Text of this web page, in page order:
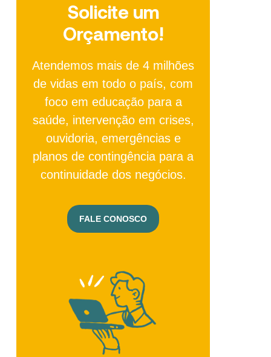
Solicite um
Orçamento!
Atendemos mais de 4 milhões
de vidas em todo o país, com
foco em educação para a
saúde, intervenção em crises,
ouvidoria, emergências e
planos de contingência para a
continuidade dos negócios.
FALE CONOSCO